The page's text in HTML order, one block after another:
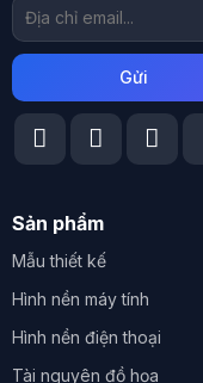
Sản phẩm
Mẫu thiết kế
Hình nền máy tính
Hình nền điện thoại
Tài nguyên đồ họa